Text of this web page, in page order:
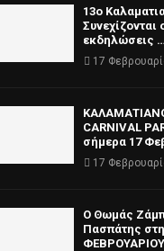
13ο
Συνεχίζονται
εκδηλώσεις
17
CARNIVAL
σήμερα 17
17
Ο Θωμάς
Πασπάτης